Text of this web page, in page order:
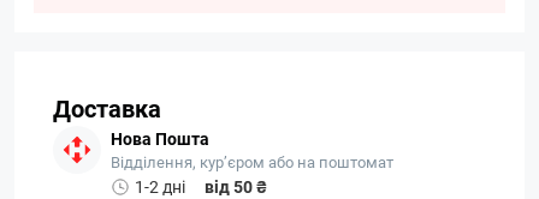
Доставка
Нова Пошта
Відділення, кур’єром або на поштомат
1-2 дні
від 50 ₴